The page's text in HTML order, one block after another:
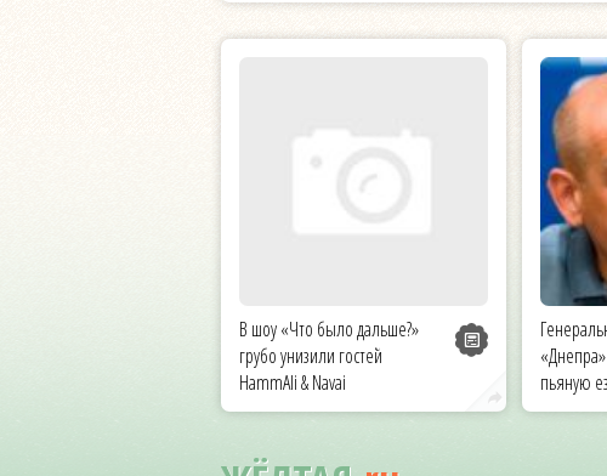
В шоу «Что было дальше?»
грубо унизили гостей
HammAli & Navai
пьяную